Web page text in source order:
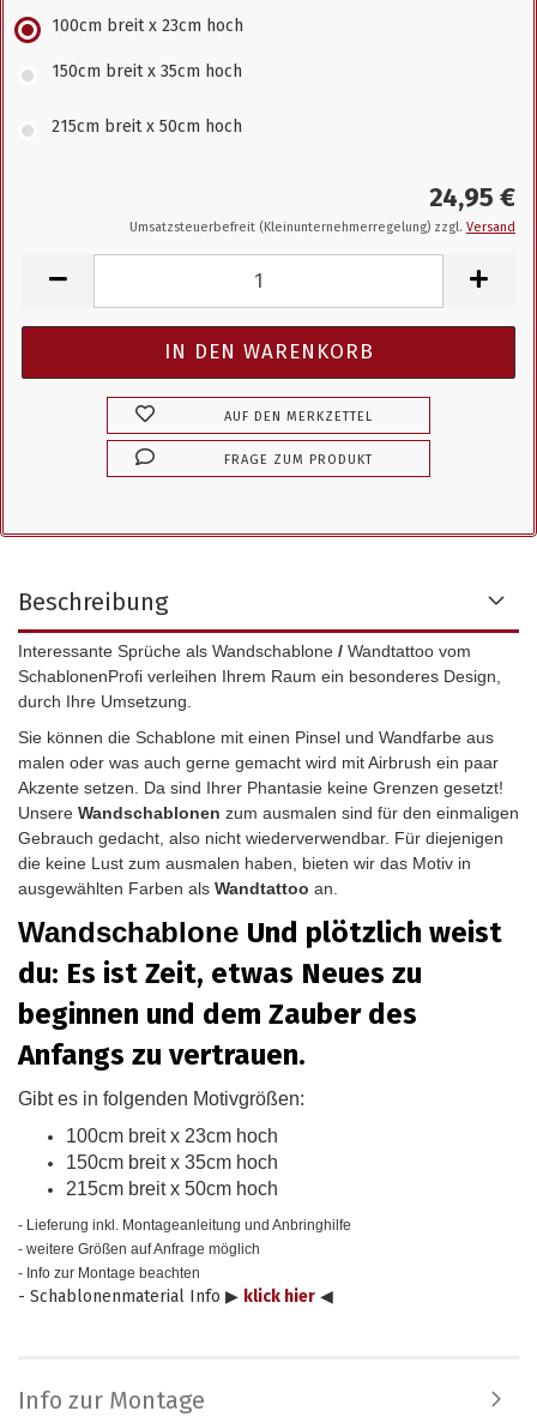
100cm breit x 23cm hoch
150cm breit x 35cm hoch
215cm breit x 50cm hoch
24,95 €
Umsatzsteuerbefreit (Kleinunternehmerregelung) zzgl. Versand
AUF DEN MERKZETTEL
FRAGE ZUM PRODUKT
Beschreibung
Interessante Sprüche als Wandschablone / Wandtattoo vom
SchablonenProfi verleihen Ihrem Raum ein besonderes Design,
durch Ihre Umsetzung.
Sie können die Schablone mit einen Pinsel und Wandfarbe aus
malen oder was auch gerne gemacht wird mit Airbrush ein paar
Akzente setzen. Da sind Ihrer Phantasie keine Grenzen gesetzt!
Unsere Wandschablonen zum ausmalen sind für den einmaligen
Gebrauch gedacht, also nicht wiederverwendbar. Für diejenigen
die keine Lust zum ausmalen haben, bieten wir das Motiv in
ausgewählten Farben als Wandtattoo an.
Wandschablone Und plötzlich weist
du: Es ist Zeit, etwas Neues zu
beginnen und dem Zauber des
Anfangs zu vertrauen.
Gibt es in folgenden Motivgrößen:
100cm breit x 23cm hoch
150cm breit x 35cm hoch
215cm breit x 50cm hoch
- Lieferung inkl. Montageanleitung und Anbringhilfe
- weitere Größen auf Anfrage möglich
- Info zur Montage beachten
- Schablonenmaterial Info ▶ klick hier ◀
Info zur Montage